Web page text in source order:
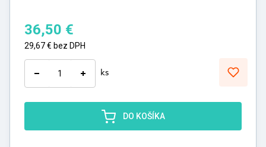
36,50 €
29,67€ bez DPH
ks
DO KOŠÍKA